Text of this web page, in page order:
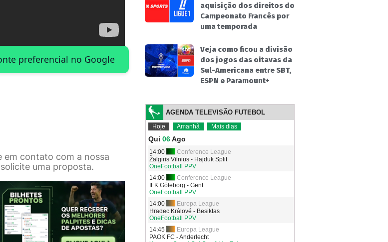
preferencial no Google
em contato com a nossa
uma proposta.
aquisição dos direitos do
Campeonato Francês por
uma temporada
Veja como ficou a divisão
dos jogos das oitavas da
Sul-Americana entre SBT,
ESPN e Paramount+